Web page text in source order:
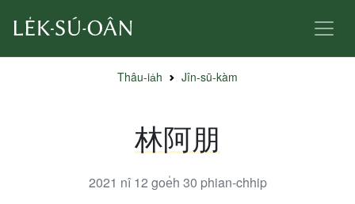
Thâu-ia̍h Jîn-sū-kàm
林阿朋
2021 nî 12 goe̍h 30 phian-chhip